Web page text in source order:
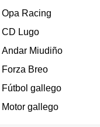
Opa Racing
CD Lugo
Andar Miudiño
Forza Breo
Fútbol gallego
Motor gallego